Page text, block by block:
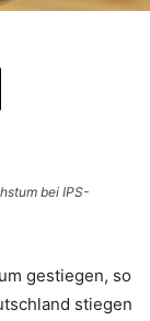
bei IPS-
gestiegen, so
stiegen